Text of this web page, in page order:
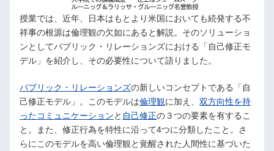
授業では、近年、日本はもとより米国においても続発する不
祥事の根源は倫理観の欠如にあると解説。そのソリューショ
ンとしてパブリック・リレーションズにおける「自己修正モ
デル」を紹介し、その必要性について語りました。
パブリック・リレーションズの新しいコンセプトである「自
己修正モデル」。このモデルは倫理観に加え、 双方向性を持
ったコミュニケーションと 自己修正の３つの要素を有するこ
と。また、修正行為を特性に沿って4つに分類したこと。さ
らにこのモデルを高い倫理観と覚醒された人間性に基づいた